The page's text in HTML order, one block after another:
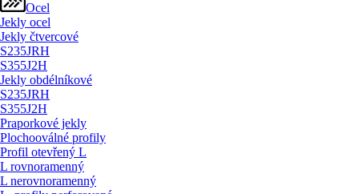
Ocel
Jekly ocel
Jekly čtvercové
S235JRH
S355J2H
Jekly obdélníkové
S235JRH
S355J2H
Praporkové jekly
Plochooválné profily
Profil otevřený L
L rovnoramenný
L nerovnoramenný